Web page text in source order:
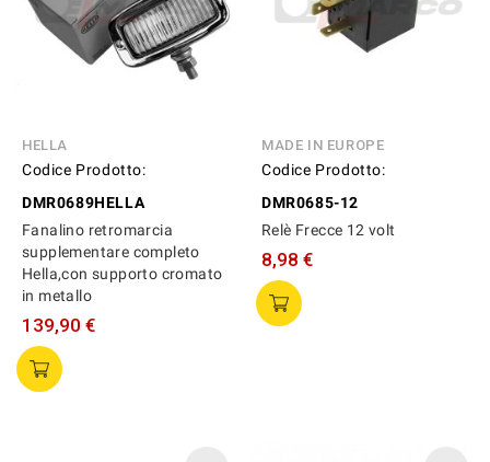
HELLA
Codice Prodotto:
DMR0689HELLA
Fanalino retromarcia
supplementare completo
Hella,con supporto cromato
in metallo
139,90 €
MADE IN EUROPE
Codice Prodotto:
DMR0685-12
Relè Frecce 12 volt
8,98 €